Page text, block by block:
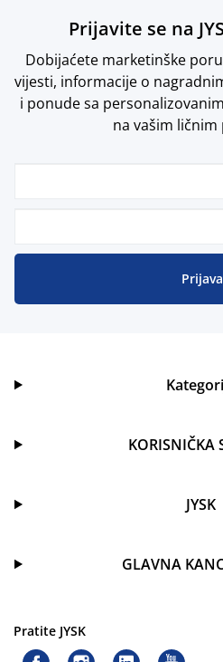
Prijavite se na
Dobijaćete marketinške
vijesti, informacije o
i ponude sa
na vašim ličnim
Prijava
KORISNIČKA
JYSK
GLAVNA
Pratite JYSK